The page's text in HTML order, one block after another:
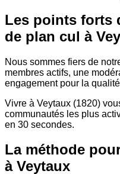
Les points forts
de plan cul à
Nous sommes fiers de
membres actifs, une
engagement pour la
Vivre à Veytaux (1820)
communautés les plus
en 30 secondes.
La méthode
à Veytaux